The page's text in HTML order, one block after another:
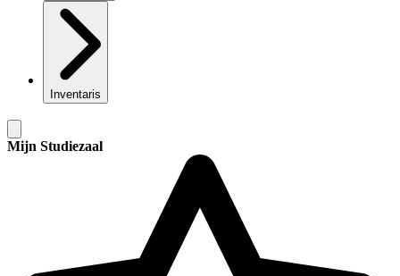
Inventaris
Mijn Studiezaal